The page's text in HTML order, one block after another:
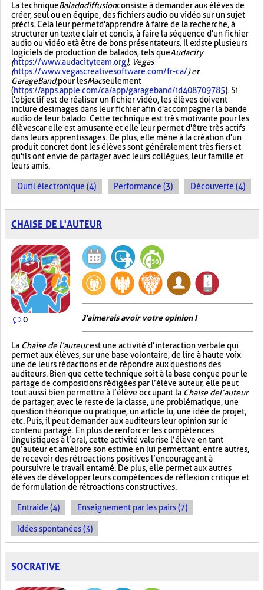
La techniqueBaladodiffusionconsiste à demander aux élèves de
créer, seul ou en équipe, des fichiers audio ou vidéo sur un sujet
précis. Cela leur permet d'apprendre à faire de la recherche, à
structurer un texte clair et concis, à faire la séquence d'un fichier
audio ou vidéo et à être de bons présentateurs. Il existe plusieurs
logiciels de production de balados, tels queAudacity
(https://www.audacityteam.org), Vegas
(https://www.vegascreativesoftware.com/fr-ca/) et
GarageBand,pour lesMacseulement
(https://apps.apple.com/ca/app/garageband/id408709785). Si
l'objectif est de réaliser un fichier vidéo, les élèves doivent
inclure des images dans leur fichier afin d'accompagner la bande
audio de leur balado. Cette technique est très motivante pour les
élèves car elle est amusante et elle leur permet d'être très actifs
dans leurs apprentissages. De plus, elle mène à la création d'un
produit concret dont les élèves sont généralement très fiers et
qu'ils ont envie de partager avec leurs collègues, leur famille et
leurs amis.
Outil électronique (4) Performance (3) Découverte (4)
CHAISE DE L'AUTEUR
0 J'aimerais avoir votre opinion !
La Chaise de l’auteurest une activité d’interaction verbale qui
permet aux élèves, sur une base volontaire, de lire à haute voix
une de leurs rédactions et de répondre aux questions des
auditeurs. Bien que cette technique soit à la base conçue pour le
partage de compositions rédigées par l’élève auteur, elle peut
tout aussi bien permettre à l’élève occupant la Chaise de l’auteur
de partager, avec le reste de la classe, une problématique, une
question théorique ou pratique, un article lu, une idée de projet,
etc. Puis, il peut demander aux auditeurs leur opinion sur le
contenu partagé. En plus de renforcer les compétences
linguistiques à l’oral, cette activité valorise l’élève en tant
qu’auteur et améliore son estime en lui permettant, entre autres,
de recevoir des rétroactions positives l’encourageant à
poursuivre le travail entamé. De plus, elle permet aux autres
élèves de développer leurs compétences de réflexion critique et
de formulation de rétroactions constructives.
Entraide (4) Enseignement par les pairs (7)
Idées spontanées (3)
SOCRATIVE